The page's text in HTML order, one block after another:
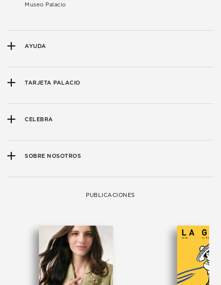
Museo Palacio
AYUDA
TARJETA PALACIO
CELEBRA
SOBRE NOSOTROS
PUBLICACIONES